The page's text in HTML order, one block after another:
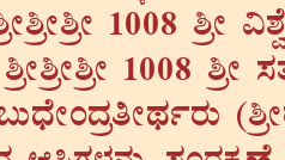
1008 ²æÃ
²æÃ²æÃ²æÃ 1008 ²æÃ